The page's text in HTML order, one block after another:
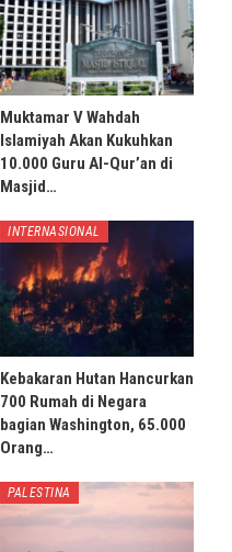
Muktamar V Wahdah
Islamiyah Akan Kukuhkan
10.000 Guru Al-Qur’an di
Masjid…
INTERNASIONAL
Kebakaran Hutan Hancurkan
700 Rumah di Negara
bagian Washington, 65.000
Orang…
PALESTINA